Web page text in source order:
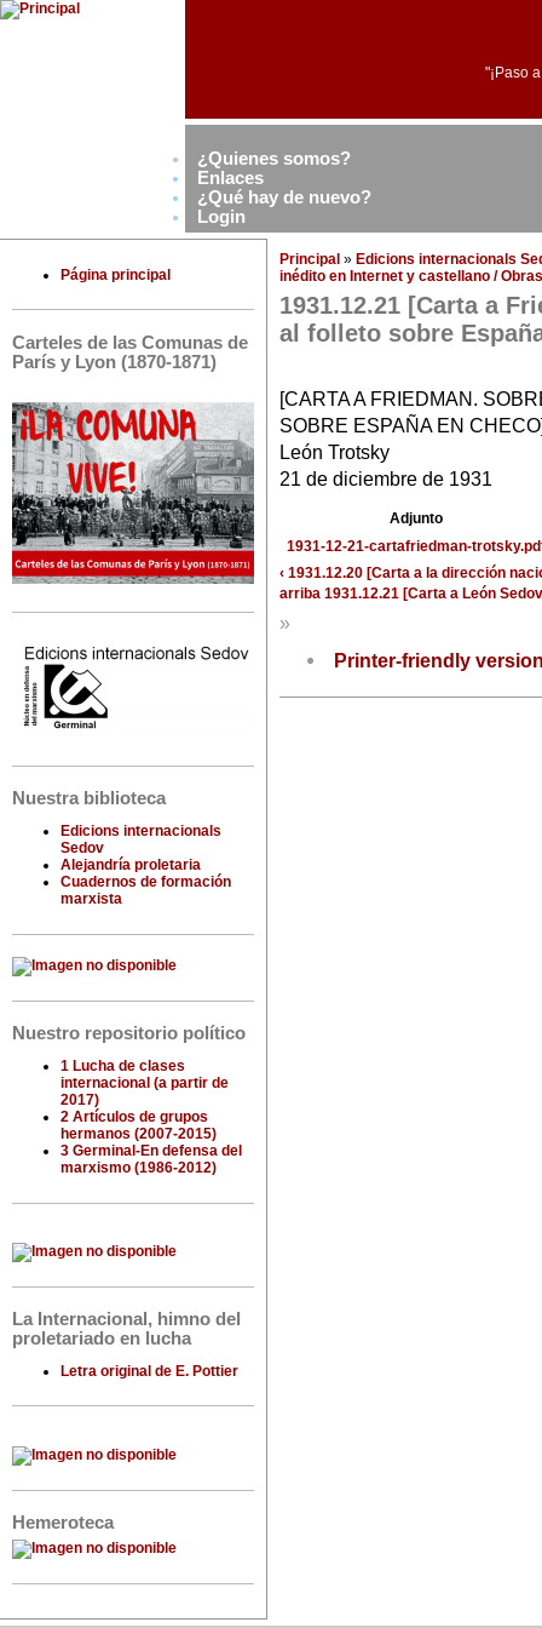
"¡Paso
¿Quienes somos?
Enlaces
¿Qué hay de nuevo?
Login
Página principal
Carteles de las Comunas de
París y Lyon (1870-1871)
Nuestra biblioteca
Edicions internacionals
Sedov
Alejandría proletaria
Cuadernos de formación
marxista
Nuestro repositorio político
1 Lucha de clases
internacional (a partir de
2017)
2 Artículos de grupos
hermanos (2007-2015)
3 Germinal-En defensa del
marxismo (1986-2012)
La Internacional, himno del
proletariado en lucha
Letra original de E. Pottier
Hemeroteca
Principal » Edicions internacionals
inédito en Internet y castellano /
1931.12.21 [Carta a
al folleto sobre
[CARTA A FRIEDMAN.
SOBRE ESPAÑA EN
León Trotsky
21 de diciembre de 1931
Adjunto
1931-12-21-cartafriedman-
‹ 1931.12.20 [Carta a la dirección
arriba 1931.12.21 [Carta a León
»
Printer-friendly